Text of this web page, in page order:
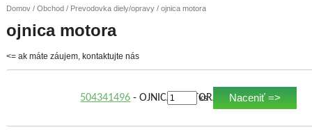
Domov/ Obchod/ Prevodovka diely/opravy/ ojnica motora
ojnica motora
<= ak máte záujem, kontaktujte nás
504341496 - OJNICA MOTORA
ks Naceniť =>